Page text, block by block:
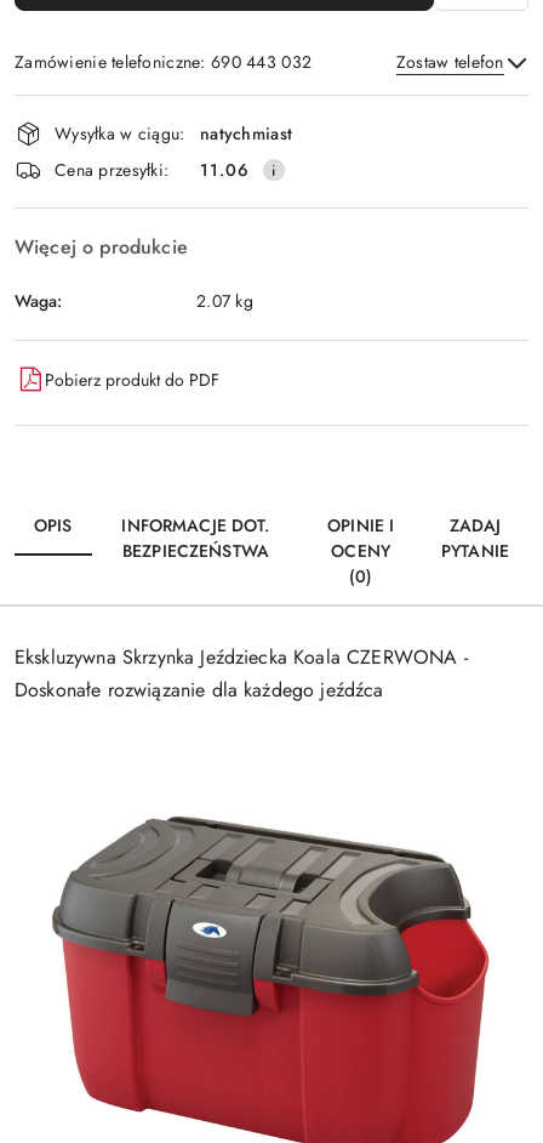
Zamówienie telefoniczne: 690 443 032 Zostaw telefon
Wyślij
Dostępność
i
dostawa
Wysyłka w ciągu:
natychmiast
Cena przesyłki:
11.06
Więcej o produkcie
Waga: 2.07 kg
Pobierz produkt do PDF
OPIS
INFORMACJE DOT.
BEZPIECZEŃSTWA
OPINIE I
OCENY
(0)
ZADAJ
PYTANIE
Ekskluzywna Skrzynka Jeździecka Koala CZERWONA -
Doskonałe rozwiązanie dla każdego jeźdźca